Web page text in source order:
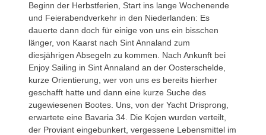
Beginn der Herbstferien, Start ins lange Wochenende
und Feierabendverkehr in den Niederlanden: Es
dauerte dann doch für einige von uns ein bisschen
länger, von Kaarst nach Sint Annaland zum
diesjährigen Absegeln zu kommen. Nach Ankunft bei
Enjoy Sailing in Sint Annaland an der Oosterschelde,
kurze Orientierung, wer von uns es bereits hierher
geschafft hatte und dann eine kurze Suche des
zugewiesenen Bootes. Uns, von der Yacht Drisprong,
erwartete eine Bavaria 34. Die Kojen wurden verteilt,
der Proviant eingebunkert, vergessene Lebensmittel im